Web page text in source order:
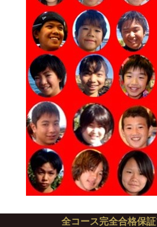
全コース完全合格保